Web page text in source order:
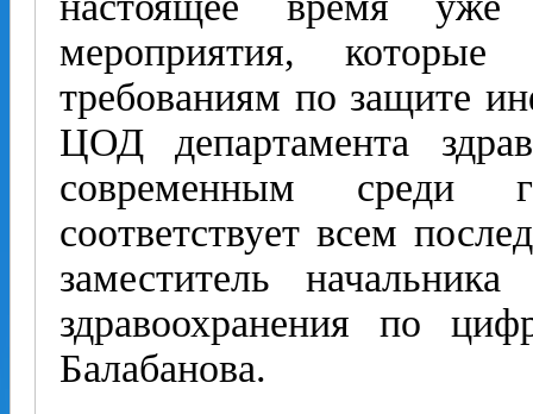
мероприятия, которые
требованиям по защите
ЦОД департамента
современным среди
соответствует всем
заместитель начальника
здравоохранения по
Балабанова.